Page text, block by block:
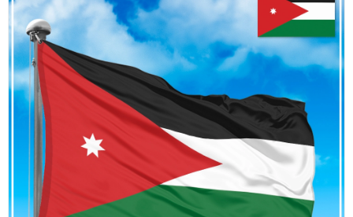
Всі Прапори
Прапори України
Прапори Світу за
Континентами
Замовлення